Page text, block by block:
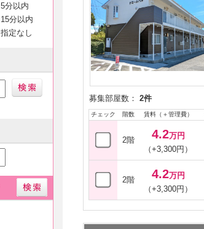
5分以内
15分以内
指定なし
募集部屋数： 2件
チェック 階数 賃料（＋管理費）
2階 4.2万円
（+3,300円）
2階 4.2万円
（+3,300円）